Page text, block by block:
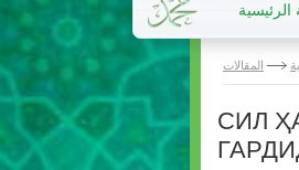
المقالات
СИЛ